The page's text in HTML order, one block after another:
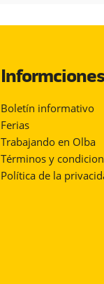
Informciones
Boletín informativo
Ferias
Trabajando en Olba
Términos y
Política de la